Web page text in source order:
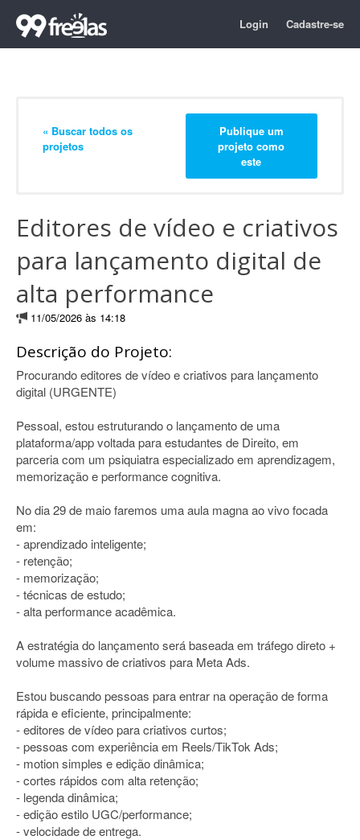
Login Cadastre-se
« Buscar todos os
projetos
Publique um
projeto como
este
Editores de vídeo e criativos
para lançamento digital de
alta performance
11/05/2026 às 14:18
Descrição do Projeto:
Procurando editores de vídeo e criativos para lançamento
digital (URGENTE)
Pessoal, estou estruturando o lançamento de uma
plataforma/app voltada para estudantes de Direito, em
parceria com um psiquiatra especializado em aprendizagem,
memorização e performance cognitiva.
No dia 29 de maio faremos uma aula magna ao vivo focada
em:
- aprendizado inteligente;
- retenção;
- memorização;
- técnicas de estudo;
- alta performance acadêmica.
A estratégia do lançamento será baseada em tráfego direto +
volume massivo de criativos para Meta Ads.
Estou buscando pessoas para entrar na operação de forma
rápida e eficiente, principalmente:
- editores de vídeo para criativos curtos;
- pessoas com experiência em Reels/TikTok Ads;
- motion simples e edição dinâmica;
- cortes rápidos com alta retenção;
- legenda dinâmica;
- edição estilo UGC/performance;
- velocidade de entrega.